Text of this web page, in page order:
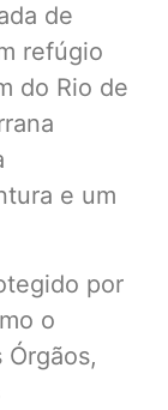
de
refúgio
do Rio de
e um
por
o
Órgãos,